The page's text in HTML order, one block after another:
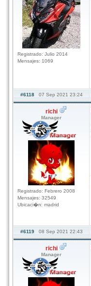
Registrado: Julio 2014
Mensajes: 1069
#6118 07 Sep 2021 23:24
richi
Manager
Registrado: Febrero 2008
Mensajes: 32549
Ubicaci�n: madrid
#6119 08 Sep 2021 22:43
richi
Manager